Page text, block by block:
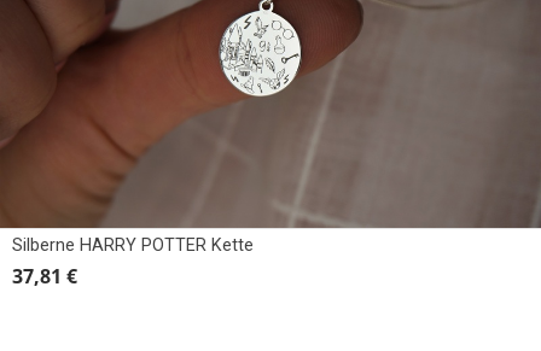
Silberne HARRY POTTER Kette
37,81 €